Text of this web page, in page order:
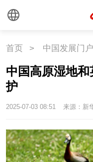
首页 > 中国发展门
中国高原湿地
护
2025-07-03 08:51 来源：新